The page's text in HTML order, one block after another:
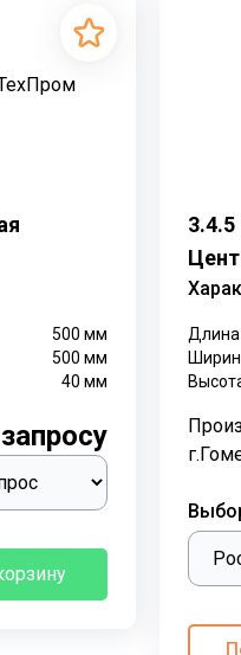
500мм
500мм
40мм
Длина